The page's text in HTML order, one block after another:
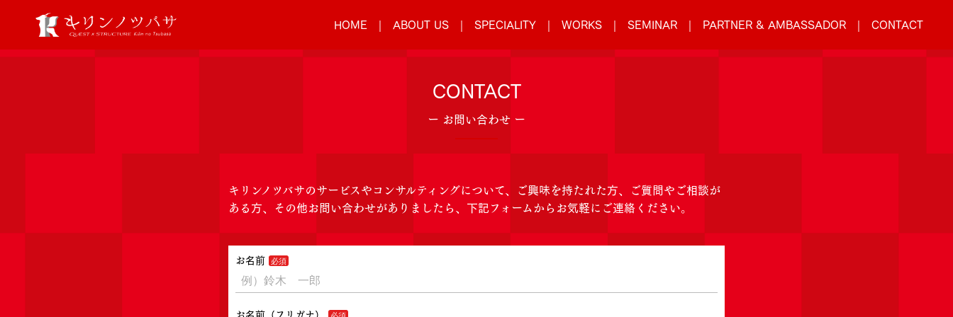
HOME ABOUT US SPECIALITY WORKS SEMINAR PARTNER & AMBASSADOR CONTACT
CONTACT
ー お問い合わせ ー
キリンノツバサのサービスやコンサルティングについて、ご興味を持たれた方、ご質問やご相談が
ある方、その他お問い合わせがありましたら、下記フォームからお気軽にご連絡ください。
お名前
お名前（フリガナ）